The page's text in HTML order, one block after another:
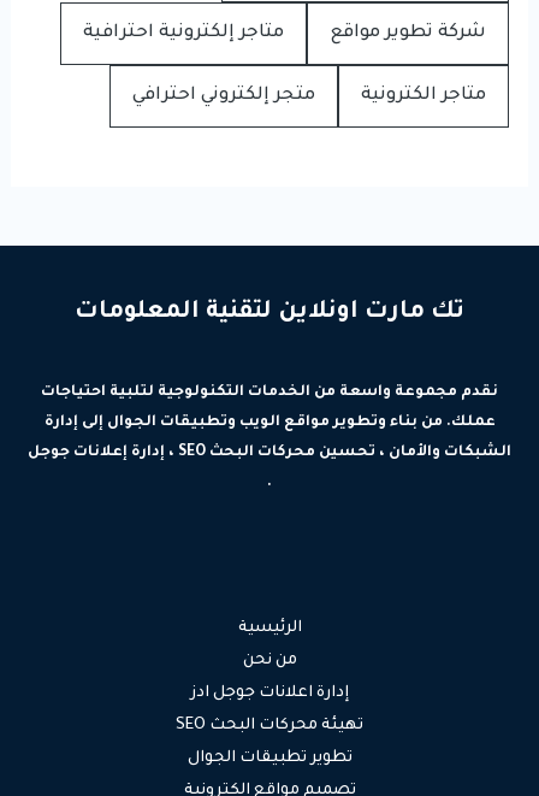
شركة تطوير مواقع متاجر إلكترونية احترافية
متاجر الكترونية متجر إلكتروني احترافي
تك مارت اونلاين لتقنية المعلومات
نقدم مجموعة واسعة من الخدمات التكنولوجية لتلبية احتياجات
عملك. من بناء وتطوير مواقع الويب وتطبيقات الجوال إلى إدارة
الشبكات والأمان ، تحسين محركات البحث SEO ، إدارة إعلانات جوجل
.
الرئيسية
من نحن
إدارة اعلانات جوجل ادز
تهيئة محركات البحث SEO
تطوير تطبيقات الجوال
تصميم مواقع الكترونية